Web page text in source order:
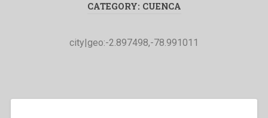
CATEGORY: CUENCA
city|geo:-2.897498,-78.991011